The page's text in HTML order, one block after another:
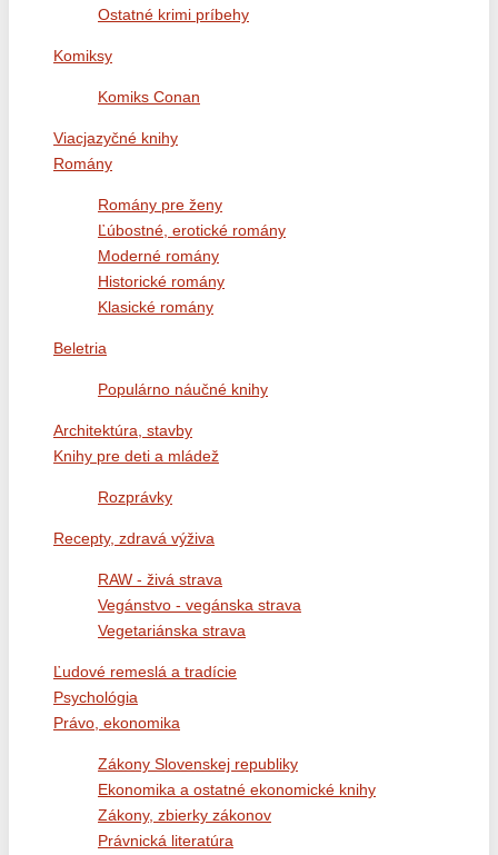
Ostatné krimi príbehy
Komiksy
Komiks Conan
Viacjazyčné knihy
Romány
Romány pre ženy
Ľúbostné, erotické romány
Moderné romány
Historické romány
Klasické romány
Beletria
Populárno náučné knihy
Architektúra, stavby
Knihy pre deti a mládež
Rozprávky
Recepty, zdravá výživa
RAW - živá strava
Vegánstvo - vegánska strava
Vegetariánska strava
Ľudové remeslá a tradície
Psychológia
Právo, ekonomika
Zákony Slovenskej republiky
Ekonomika a ostatné ekonomické knihy
Zákony, zbierky zákonov
Právnická literatúra